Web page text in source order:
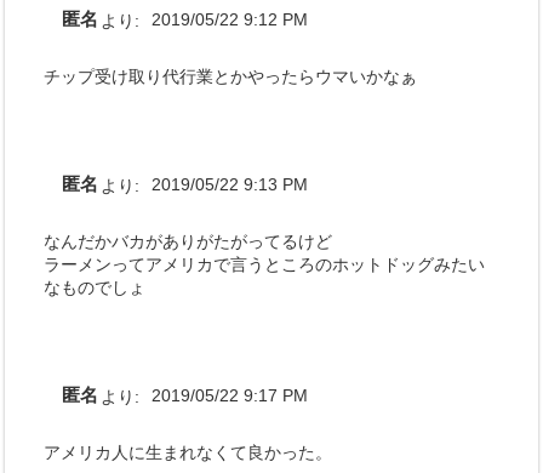
匿名 より: 2019/05/22 9:12 PM
チップ受け取り代行業とかやったらウマいかなぁ
匿名 より: 2019/05/22 9:13 PM
なんだかバカがありがたがってるけど
ラーメンってアメリカで言うところのホットドッグみたい
なものでしょ
匿名 より: 2019/05/22 9:17 PM
アメリカ人に生まれなくて良かった。